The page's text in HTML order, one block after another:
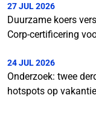
27 JUL 2026
Duurzame koers
Corp-certificering
24 JUL 2026
Onderzoek: twee
hotspots op vakantie